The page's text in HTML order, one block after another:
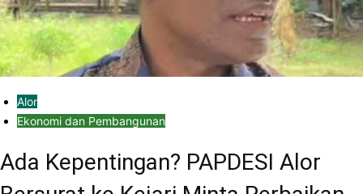
Alor
Ekonomi dan Pembangunan
Ada Kepentingan? PAPDESI Alor